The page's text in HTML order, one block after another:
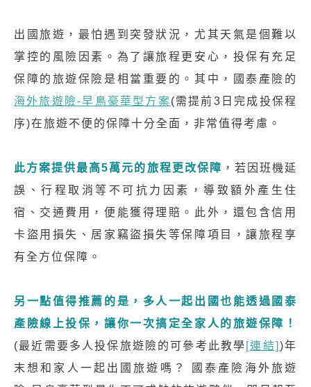
出國旅遊，最怕遇到突發狀況，尤其天氣是個難以
掌控的風險因素。為了讓旅程更安心，投保有充足
保障的旅遊保險是相當重要的。其中，國泰產險的
海外旅遊險-早鳥豪華型方案(需提前3日完成投保程
序)在旅遊不便的保障十分全面，非常值得考慮。
此方案提供最高5萬元的旅程更改保障 ，若因班機延
誤、行程取消等不可抗力因素，導致額外產生住
宿、交通費用，便能獲得理賠。此外，還包含信用
卡盜用損失、居家竊盜損失等保障項目，讓旅程享
有全方位保障。
另一點值得推薦的是，多人一起出國也能透過國泰
產險線上投保，讓你一次搞定全家人的旅遊保障！
(最近需要多人投保旅遊險的可參考此教學 [連結] )年
末想和家人一起出國旅遊嗎？ 國泰產險海外旅遊